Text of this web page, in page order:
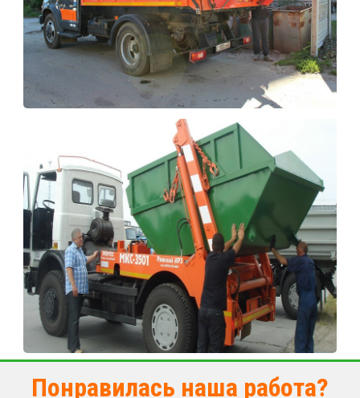
Понравилась наша работа?